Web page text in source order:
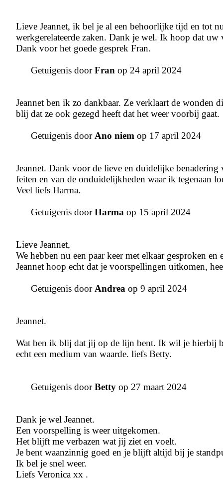
Lieve Jeannet, ik bel je al een behoorlijke tijd en tot
werkgerelateerde zaken. Dank je wel. Ik hoop dat
Dank voor het goede gesprek Fran.
Getuigenis doorFran op 24 april 2024
Jeannet ben ik zo dankbaar. Ze verklaart de wonden
blij dat ze ook gezegd heeft dat het weer voorbij gaat.
Getuigenis doorAno niem op 17 april 2024
Jeannet. Dank voor de lieve en duidelijke
feiten en van de onduidelijkheden waar ik tegenaan
Veel liefs Harma.
Getuigenis doorHarma op 15 april 2024
Lieve Jeannet,
We hebben nu een paar keer met elkaar gesproken
Jeannet hoop echt dat je voorspellingen uitkomen,
Getuigenis doorAndrea op 9 april 2024
Jeannet.
Wat ben ik blij dat jij op de lijn bent. Ik wil je hierbij
echt een medium van waarde. liefs Betty.
Getuigenis doorBetty op 27 maart 2024
Dank je wel Jeannet.
Een voorspelling is weer uitgekomen.
Het blijft me verbazen wat jij ziet en voelt.
Je bent waanzinnig goed en je blijft altijd bij je
Ik bel je snel weer.
Liefs Veronica xx .